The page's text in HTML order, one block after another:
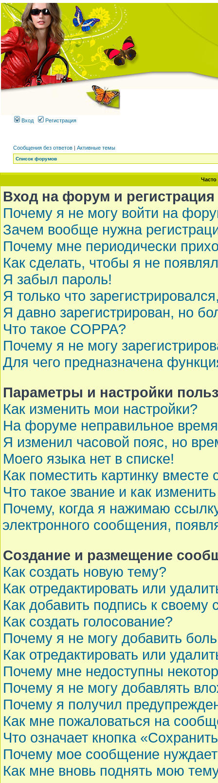
Вход Регистрация
Сообщения без ответов | Активные темы
Список форумов
Вход на форум и регистрация
Почему я не могу войти на
Зачем вообще нужна
Почему мне периодически
Как сделать, чтобы я не
Я забыл пароль!
Я только что
Я давно зарегистрирован, но
Что такое COPPA?
Почему я не могу
Для чего предназначена
Параметры и настройки
Как изменить мои настройки?
На форуме неправильное
Я изменил часовой пояс, но
Моего языка нет в списке!
Как поместить картинку
Что такое звание и как
Почему, когда я нажимаю
электронного сообщения,
Создание и размещение
Как создать новую тему?
Как отредактировать или
Как добавить подпись к
Как создать голосование?
Почему я не могу добавить
Как отредактировать или
Почему мне недоступны
Почему я не могу добавлять
Почему я получил
Как мне пожаловаться на
Что означает кнопка
Почему мое сообщение
Как мне вновь поднять мою